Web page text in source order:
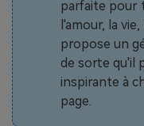
parfaite pour
l'amour, la
propose un
de sorte qu'il
inspirante à
page.